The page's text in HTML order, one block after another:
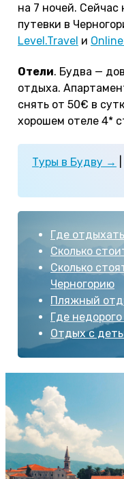
на 7 ночей. Сейчас
путевки в
Level.Travel и
Отели. Будва —
отдыха.
снять от 50€ в
хорошем отеле 4*
Туры в Будву →
Где
Сколько
Сколько
Черногорию
Пляжный
Где
Отдых с